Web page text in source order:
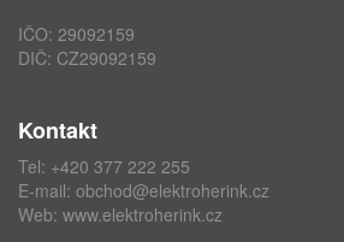
IČO: 29092159
DIČ: CZ29092159
Kontakt
Tel: +420 377 222 255
E-mail: obchod@elektroherink.cz
Web: www.elektroherink.cz